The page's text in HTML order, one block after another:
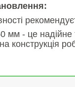
- це надійне
конструкція